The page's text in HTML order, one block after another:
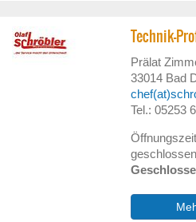
Technik-
Prälat
33014 Bad
Tel.: 05253
geschlossen